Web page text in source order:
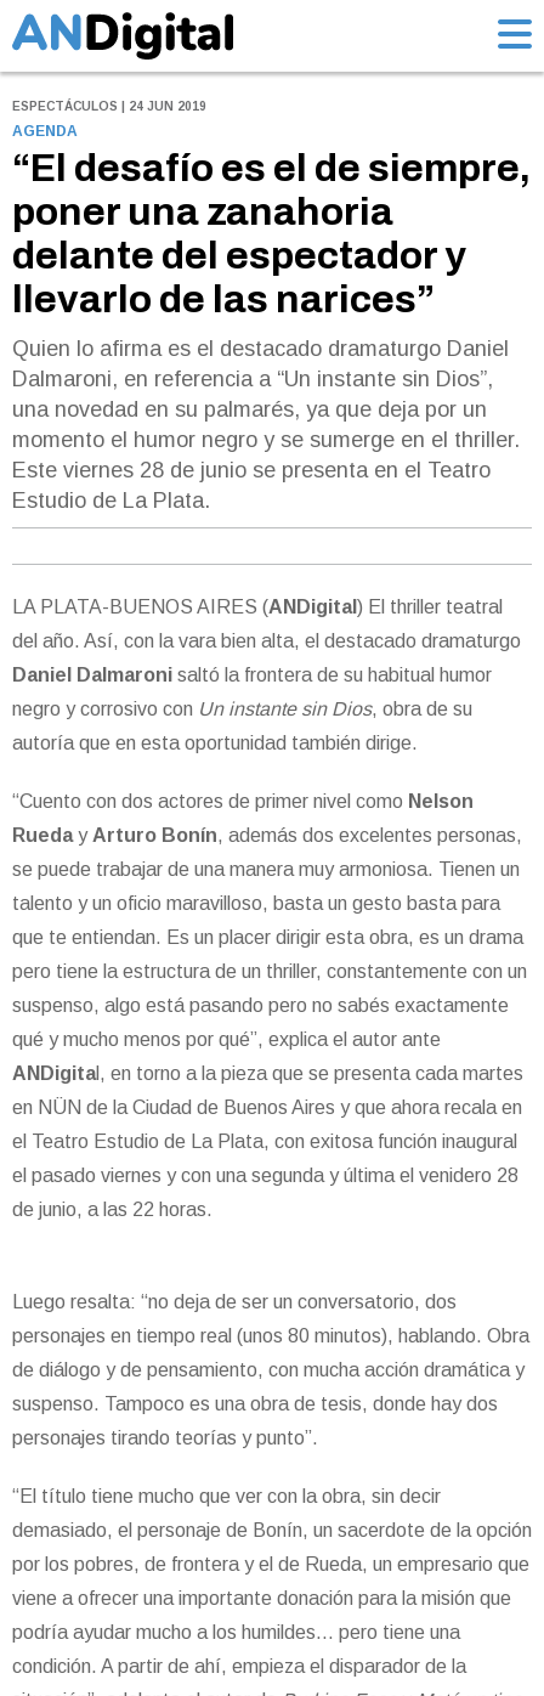
ESPECTÁCULOS | 24 JUN 2019
AGENDA
“El desafío es el de siempre,
poner una zanahoria
delante del espectador y
llevarlo de las narices”
Quien lo afirma es el destacado dramaturgo Daniel
Dalmaroni, en referencia a “Un instante sin Dios”,
una novedad en su palmarés, ya que deja por un
momento el humor negro y se sumerge en el thriller.
Este viernes 28 de junio se presenta en el Teatro
Estudio de La Plata.
LA PLATA-BUENOS AIRES (ANDigital) El thriller teatral
del año. Así, con la vara bien alta, el destacado dramaturgo
Daniel Dalmaroni saltó la frontera de su habitual humor
negro y corrosivo con Un instante sin Dios, obra de su
autoría que en esta oportunidad también dirige.
“Cuento con dos actores de primer nivel como Nelson
Rueday Arturo Bonín, además dos excelentes personas,
se puede trabajar de una manera muy armoniosa. Tienen un
talento y un oficio maravilloso, basta un gesto basta para
que te entiendan. Es un placer dirigir esta obra, es un drama
pero tiene la estructura de un thriller, constantemente con un
suspenso, algo está pasando pero no sabés exactamente
qué y mucho menos por qué”, explica el autor ante
ANDigital, en torno a la pieza que se presenta cada martes
en NÜN de la Ciudad de Buenos Aires y que ahora recala en
el Teatro Estudio de La Plata, con exitosa función inaugural
el pasado viernes y con una segunda y última el venidero 28
de junio, a las 22 horas.
Luego resalta: “no deja de ser un conversatorio, dos
personajes en tiempo real (unos 80 minutos), hablando. Obra
de diálogo y de pensamiento, con mucha acción dramática y
suspenso. Tampoco es una obra de tesis, donde hay dos
personajes tirando teorías y punto”.
“El título tiene mucho que ver con la obra, sin decir
demasiado, el personaje de Bonín, un sacerdote de la opción
por los pobres, de frontera y el de Rueda, un empresario que
viene a ofrecer una importante donación para la misión que
podría ayudar mucho a los humildes… pero tiene una
condición. A partir de ahí, empieza el disparador de la